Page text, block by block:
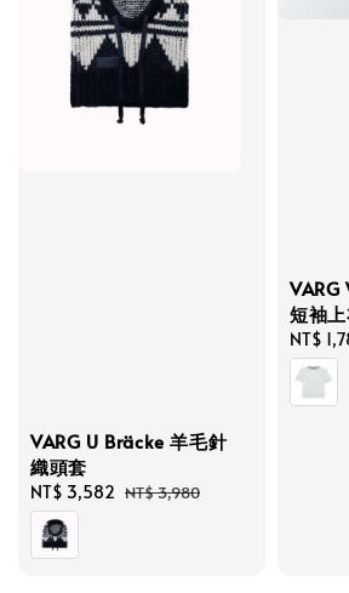
VARG U Bräcke 羊毛針
織頭套
Sale
price
NT$ 3,582 Regular
NT$ 3,980
VARG
短袖
Sale
price
NT$